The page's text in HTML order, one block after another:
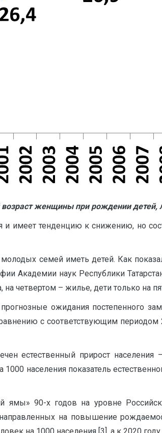
возраст женщины при рождении детей,
имеет тенденцию к снижению, но
семей иметь детей. Как
Академии наук Республики
четвертом – жилье, дети только на
ожидания постепенного
с соответствующим периодом
естественный прирост населения
населения показатель
ямы» 90-х годов на уровне
на повышение